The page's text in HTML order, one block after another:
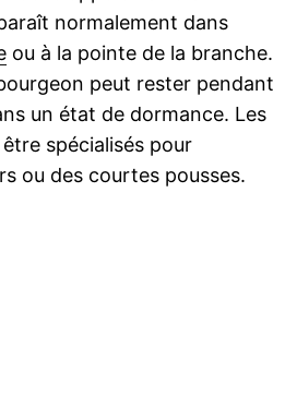
normalement dans
ou à la pointe de la branche.
peut rester pendant
un état de dormance. Les
spécialisés pour
ou des courtes pousses.